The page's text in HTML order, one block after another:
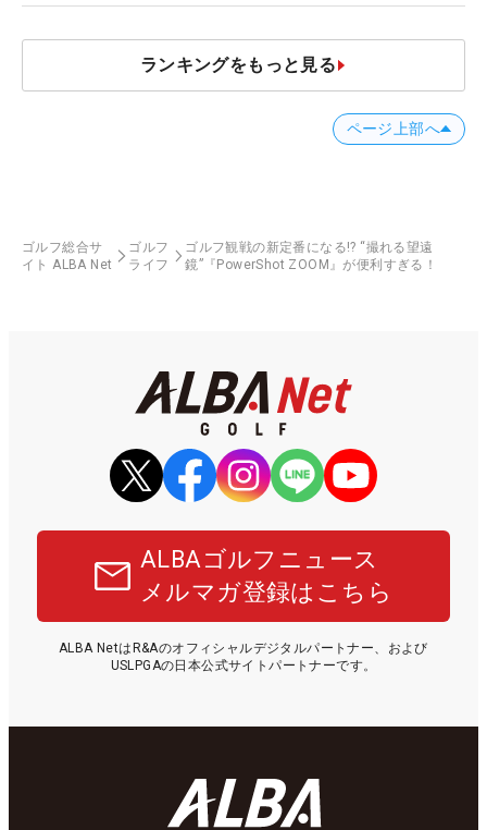
ランキングをもっと見る
ページ上部へ
ゴルフ総合サ
イト ALBA Net
ゴルフ
ライフ
ゴルフ観戦の新定番になる!? “撮れる望遠
鏡”『PowerShot ZOOM』が便利すぎる！
ALBAゴルフニュース
メルマガ登録はこちら
ALBA NetはR&Aのオフィシャルデジタルパートナー、および
USLPGAの日本公式サイトパートナーです。